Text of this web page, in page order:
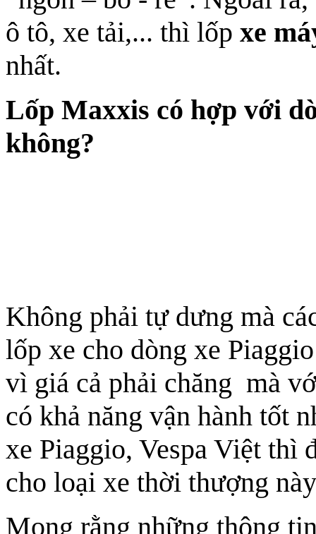
ô tô, xe tải,... thì lốp xe
nhất.
Lốp Maxxis có hợp với
không?
Không phải tự dưng mà
lốp xe cho dòng xe
vì giá cả phải chăng mà
có khả năng vận hành tốt
xe Piaggio, Vespa Việt thì
cho loại xe thời thượng
Mong rằng những thông